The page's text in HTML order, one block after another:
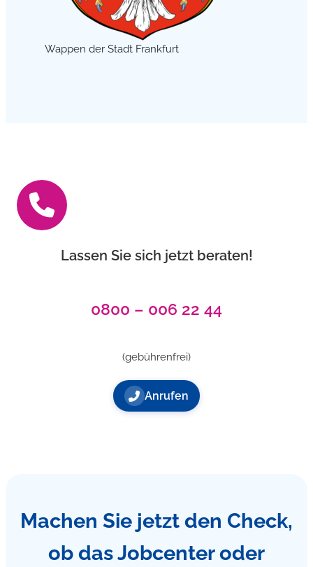
Wappen der Stadt Frankfurt
Lassen Sie sich jetzt beraten!
0800 – 006 22 44
(gebührenfrei)
Anrufen
Machen Sie jetzt den Check,
ob das Jobcenter oder